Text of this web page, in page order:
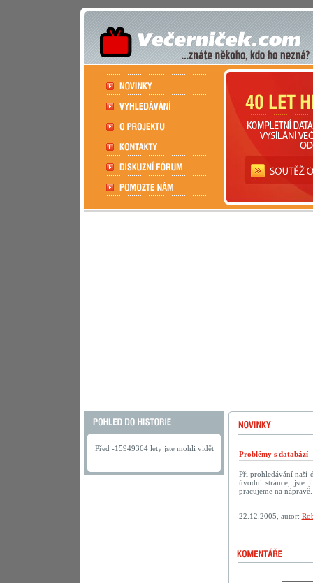
Před -15949364 lety jste mohli vidět
Problémy s databází
Při prohledávání naší
úvodní stránce, jste
pracujeme na
22.12.2005, autor: